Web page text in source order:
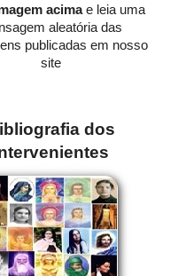
acima e leia uma
aleatória das
publicadas em nosso
site
dos